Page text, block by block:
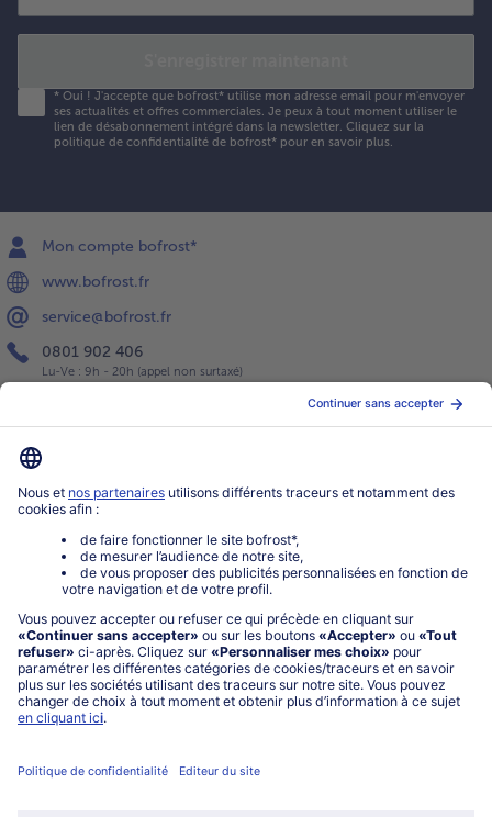
* Oui ! J'accepte que bofrost* utilise mon adresse email pour m'envoyer
ses actualités et offres commerciales. Je peux à tout moment utiliser le
lien de désabonnement intégré dans la newsletter. Cliquez sur la
politique de confidentialité de bofrost* pour en savoir plus.
Mon compte bofrost*
www.bofrost.fr
service@bofrost.fr
0801 902 406
Lu-Ve : 9h - 20h (appel non surtaxé)
Service
À propos de bofrost*